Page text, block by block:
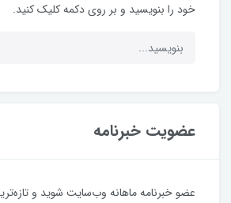
خود را بنویسید و بر روی دکمه کلیک کنید.
عضویت خبرنامه
عضو خبرنامه ماهانه وب‌سایت شوید و